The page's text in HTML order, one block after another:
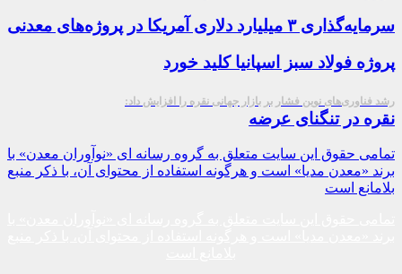
سرمایه‌گذاری ۳ میلیارد دلاری آمریکا در پروژه‌های معدنی
پروژه فولاد سبز اسپانیا کلید خورد
رشد فناوری‌های نوین فشار بر بازار جهانی نقره را افزایش داد:
نقره در تنگنای عرضه
تمامی حقوق این سایت متعلق به گروه رسانه ای «نوآوران معدن» با
برند «معدن مدیا» است و هرگونه استفاده از محتوای آن، با ذکر منبع
بلامانع است